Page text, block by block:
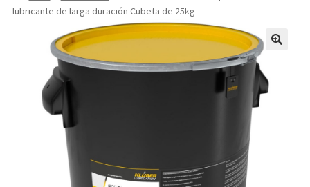
Brochures
Contacto/Solicitar Cotización
Servicios
Refacciones
Literatura
Memorándum COVID-19
lubricante de larga duración Cubeta de 25kg